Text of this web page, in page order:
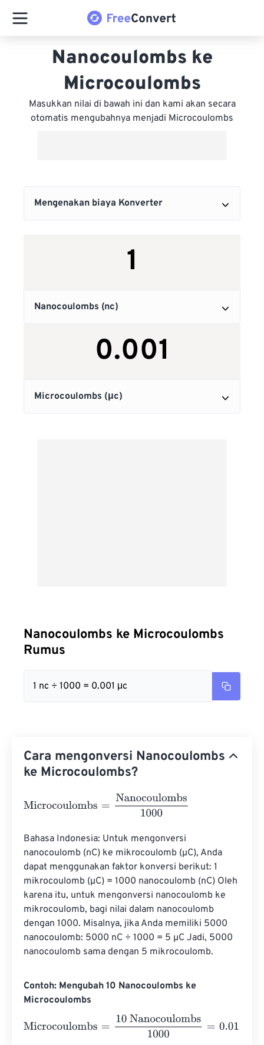
Nanocoulombs ke
Microcoulombs
Masukkan nilai di bawah ini dan kami akan secara
otomatis mengubahnya menjadi Microcoulombs
Nanocoulombs ke Microcoulombs
Rumus
1 nc ÷ 1000 = 0.001 μc
Cara mengonversi Nanocoulombs
ke Microcoulombs?
Microcoulombs= Nanocoulombs1000
Bahasa Indonesia: Untuk mengonversi
nanocoulomb (nC) ke mikrocoulomb (µC), Anda
dapat menggunakan faktor konversi berikut: 1
mikrocoulomb (µC) = 1000 nanocoulomb (nC) Oleh
karena itu, untuk mengonversi nanocoulomb ke
mikrocoulomb, bagi nilai dalam nanocoulomb
dengan 1000. Misalnya, jika Anda memiliki 5000
nanocoulomb: 5000 nC ÷ 1000 = 5 µC Jadi, 5000
nanocoulomb sama dengan 5 mikrocoulomb.
Contoh: Mengubah 10 Nanocoulombs ke
Microcoulombs
Microcoulombs= 10 Nanocoulombs1000=0.01